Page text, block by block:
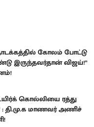
கோலம் போட்டு
இருந்தவர்தான் விஜய்!”
கொல்லியை ரத்து
தி.மு.க மாணவர் அணிச்